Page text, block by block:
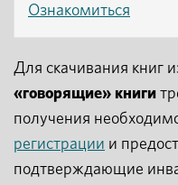
Ознакомиться
Для скачивания книг
«говорящие» книги
получения
регистрации и
подтверждающие